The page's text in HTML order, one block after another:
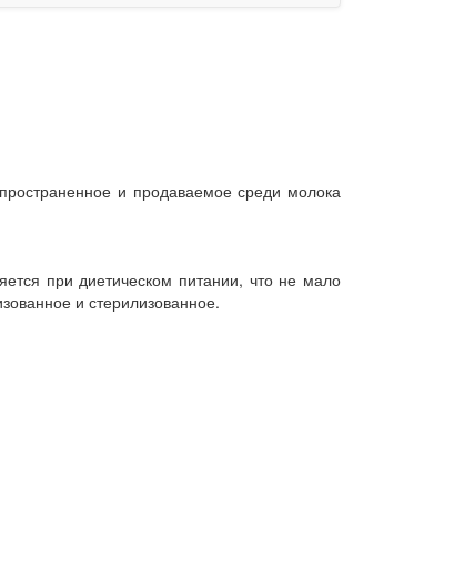
и продаваемое среди молока
при диетическом питании, что не мало
и стерилизованное.